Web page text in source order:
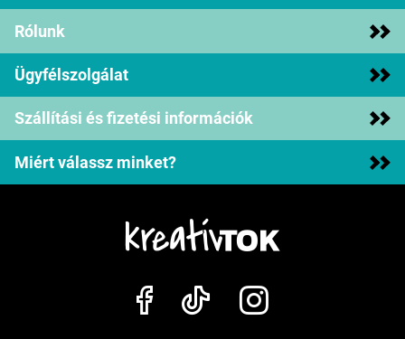
Rólunk
Ügyfélszolgálat
Szállítási és fizetési információk
Miért válassz minket?